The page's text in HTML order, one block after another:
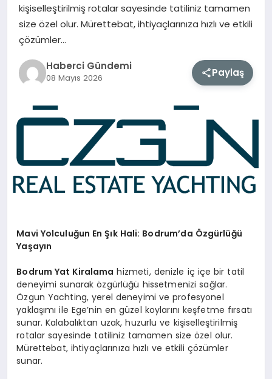
SAĞLIK
TEKNOLOJI
kişiselleştirilmiş rotalar sayesinde tatiliniz tamamen
size özel olur. Mürettebat, ihtiyaçlarınıza hızlı ve etkili
çözümler…
Haberci Gündemi
08 Mayıs 2026 Paylaş
Mavi Yolculuğun En Şık Hali: Bodrum’da Özgürlüğü
Yaşayın
Bodrum Yat Kiralama hizmeti, denizle iç içe bir tatil
deneyimi sunarak özgürlüğü hissetmenizi sağlar.
Özgun Yachting, yerel deneyimi ve profesyonel
yaklaşımı ile Ege’nin en güzel koylarını keşfetme fırsatı
sunar. Kalabalıktan uzak, huzurlu ve kişiselleştirilmiş
rotalar sayesinde tatiliniz tamamen size özel olur.
Mürettebat, ihtiyaçlarınıza hızlı ve etkili çözümler
sunar.